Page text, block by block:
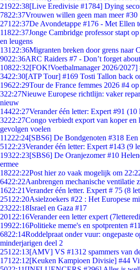
21922:38[Live Eredivisie #1784] Dying
7822:37Vrouwen willen geen man meer #30
271 22:37De Avondetappe #176 - Met Ellen
11822:37Jonge Cambridge professor stapt
en leugens
131 22:36Migranten breken door grens naar
9022:36ARC Raiders #7 - Don’t forget
10822:32[FOK!Voetbalmanager 2026/2027]
3422:30[ATP Tour] #169 Tosti Tallon back
19622:29Tour de France femmes 2026 #4
322:27Nieuwe Europese richtlijn: vaker
nieuw
14422:27Verander één letter: Expert #91 (10
3222:27Congo verbiedt export van koper en
gevolgen voelen
11222:24[SBS6] De Bondgenoten #318
51 22:23Verander één letter: Expert #143 (9
19322:23[SBS6] De Oranjezomer #10
ermee
18222:22Post hier zo vaak mogelijk om
6422:22Aanbrengen mechanische ventilatie
1622:21Verander één letter. Expert # 75 (8
251 22:20Asielzoekers #22 : Het Europese
23222:18Israel en Gaza #17
201 22:16Verander een letter expert
19922:16Politieke meme's en spotprenten #11
6822:14Roddelpraat onder vuur: ongepaste
minderjarigen deel 2
251 22:13[AMV] VS #1312 spammers van
171 22:12[Keuken Kampioen Divisie] #44